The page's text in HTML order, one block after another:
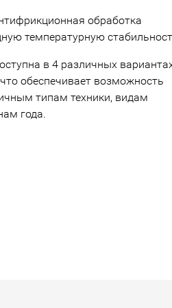
обработка
температурную
в 4 различных
обеспечивает возможность
типам техники, видам
года.